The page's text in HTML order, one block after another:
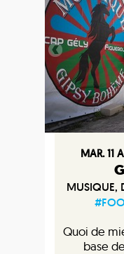
MAR. 11
MUSIQUE,
Quoi de
base